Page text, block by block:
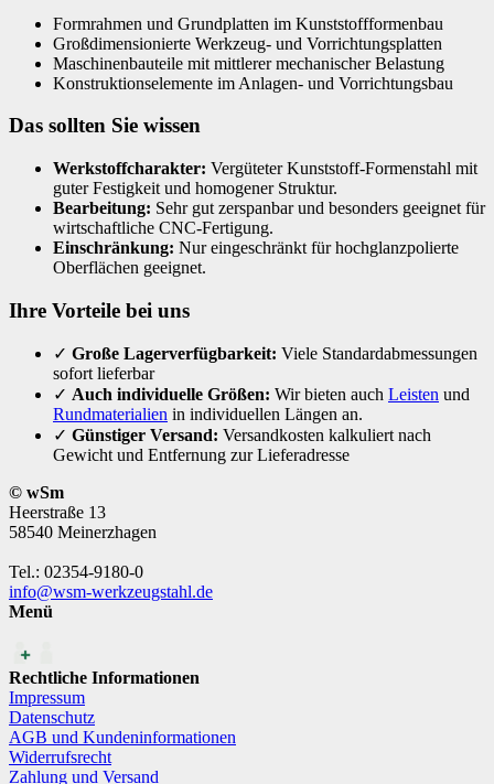
Formrahmen und Grundplatten im Kunststoffformenbau
Großdimensionierte Werkzeug- und Vorrichtungsplatten
Maschinenbauteile mit mittlerer mechanischer Belastung
Konstruktionselemente im Anlagen- und Vorrichtungsbau
Das sollten Sie wissen
Werkstoffcharakter: Vergüteter Kunststoff-Formenstahl mit
guter Festigkeit und homogener Struktur.
Bearbeitung: Sehr gut zerspanbar und besonders geeignet für
wirtschaftliche CNC-Fertigung.
Einschränkung: Nur eingeschränkt für hochglanzpolierte
Oberflächen geeignet.
Ihre Vorteile bei uns
✓ Große Lagerverfügbarkeit: Viele Standardabmessungen
sofort lieferbar
✓ Auch individuelle Größen: Wir bieten auch Leisten und
Rundmaterialien in individuellen Längen an.
✓ Günstiger Versand: Versandkosten kalkuliert nach
Gewicht und Entfernung zur Lieferadresse
© wSm
Heerstraße 13
58540 Meinerzhagen
Tel.: 02354-9180-0
info@wsm-werkzeugstahl.de
Menü
Rechtliche Informationen
Impressum
Datenschutz
AGB und Kundeninformationen
Widerrufsrecht
Zahlung und Versand